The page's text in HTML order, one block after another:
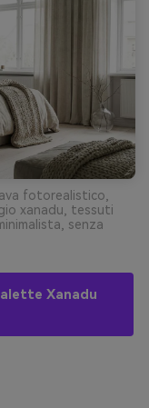
fotorealistico,
xanadu, tessuti
senza
Xanadu